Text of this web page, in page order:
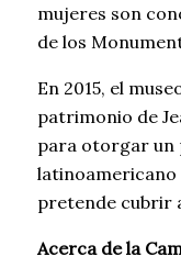
mujeres son
de los
En 2015, el
patrimonio de
para otorgar un
latinoamericano
pretende cubrir
Acerca de la